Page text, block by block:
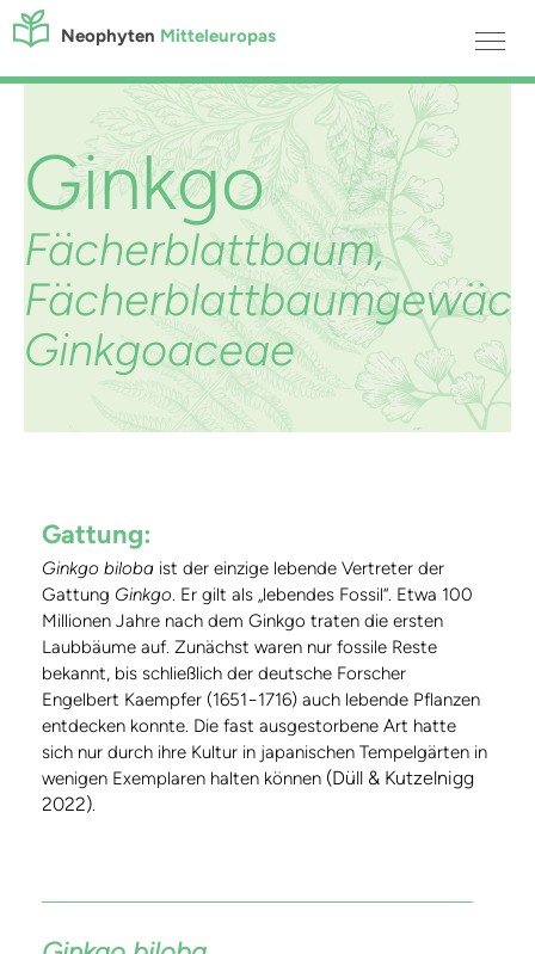
Neophyten Mitteleuropas
Ginkgo
Fächerblattbaum,
Ginkgoaceae
Gattung:
Ginkgo biloba ist der einzige lebende Vertreter der
Gattung Ginkgo. Er gilt als „lebendes Fossil“. Etwa 100
Millionen Jahre nach dem Ginkgo traten die ersten
Laubbäume auf. Zunächst waren nur fossile Reste
bekannt, bis schließlich der deutsche Forscher
Engelbert Kaempfer (1651−1716) auch lebende Pflanzen
entdecken konnte. Die fast ausgestorbene Art hatte
sich nur durch ihre Kultur in japanischen Tempelgärten in
wenigen Exemplaren halten können (Düll & Kutzelnigg
2022).